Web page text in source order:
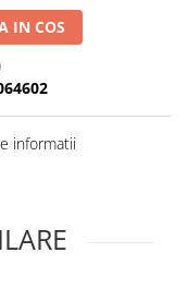
IN COS
informatii